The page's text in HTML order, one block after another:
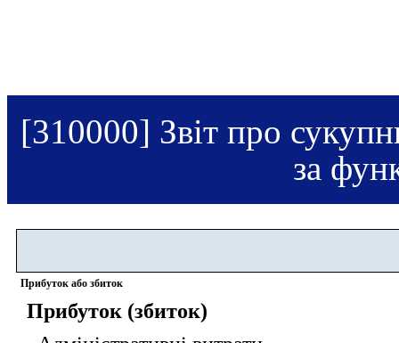
[310000] Звіт про
за
Прибуток або збиток
Прибуток (збиток)